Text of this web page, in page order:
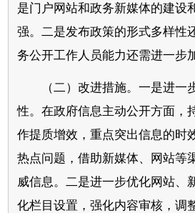
是门户网站和政务新媒体的建设
强。二是发布政策的形式多样性
务公开工作人员能力还需进一步
（二）改进措施。一是进一
性。在政府信息主动公开方面，
作提质增效，重点突出信息的时
热点问题，借助新媒体、网站等
威信息。二是进一步优化网站、
化栏目设置，强化内容审核，调